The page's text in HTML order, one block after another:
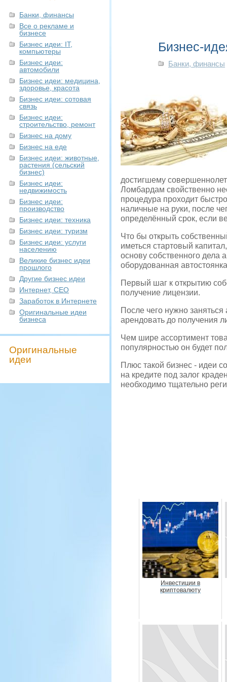
Банки, финансы
Все о рекламе и
бизнесе
Бизнес идеи: IT,
компьютеры
Бизнес идеи:
автомобили
Бизнес идеи: медицина,
здоровье, красота
Бизнес идеи: сотовая
связь
Бизнес идеи:
строительство, ремонт
Бизнес на дому
Бизнес на еде
Бизнес идеи: животные,
растения (сельский
бизнес)
Бизнес идеи:
недвижимость
Бизнес идеи:
производство
Бизнес идеи: техника
Бизнес идеи: туризм
Бизнес идеи: услуги
населению
Великие бизнес идеи
прошлого
Другие бизнес идеи
Интернет, СЕО
Заработок в Интернете
Оригинальные идеи
бизнеса
Оригинальные
идеи
Бизнес-
Банки, финансы
достигшему
Ломбардам свойственно
процедура проходит
наличные на руки, после
определённый срок, если
Что бы открыть
иметься стартовый
основу собственного дела
оборудованная
Первый шаг к открытию
получение лицензии.
После чего нужно
арендовать до получения
Чем шире ассортимент
популярностью он будет
Плюс такой бизнес - идеи
на кредите под залог
необходимо тщательно
Инвестиции в
криптовалюту